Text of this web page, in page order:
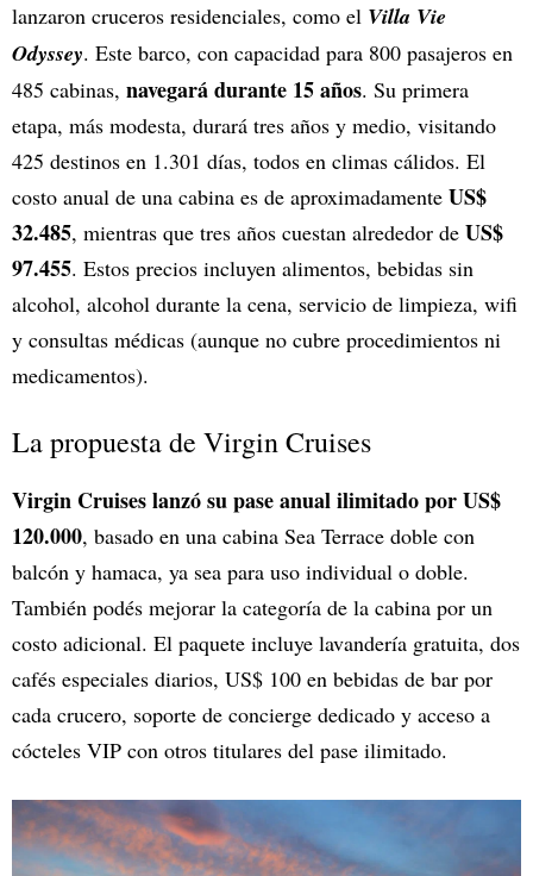
lanzaron cruceros residenciales, como el Villa Vie
Odyssey. Este barco, con capacidad para 800 pasajeros en
485 cabinas, navegará durante 15 años. Su primera
etapa, más modesta, durará tres años y medio, visitando
425 destinos en 1.301 días, todos en climas cálidos. El
costo anual de una cabina es de aproximadamente US$
32.485, mientras que tres años cuestan alrededor de US$
97.455. Estos precios incluyen alimentos, bebidas sin
alcohol, alcohol durante la cena, servicio de limpieza, wifi
y consultas médicas (aunque no cubre procedimientos ni
medicamentos).
La propuesta de Virgin Cruises
Virgin Cruises lanzó su pase anual ilimitado por US$
120.000, basado en una cabina Sea Terrace doble con
balcón y hamaca, ya sea para uso individual o doble.
También podés mejorar la categoría de la cabina por un
costo adicional. El paquete incluye lavandería gratuita, dos
cafés especiales diarios, US$ 100 en bebidas de bar por
cada crucero, soporte de concierge dedicado y acceso a
cócteles VIP con otros titulares del pase ilimitado.